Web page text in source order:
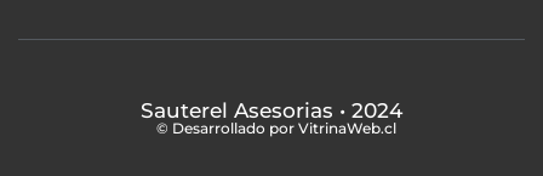
Sauterel Asesorias • 2024
© Desarrollado por VitrinaWeb.cl